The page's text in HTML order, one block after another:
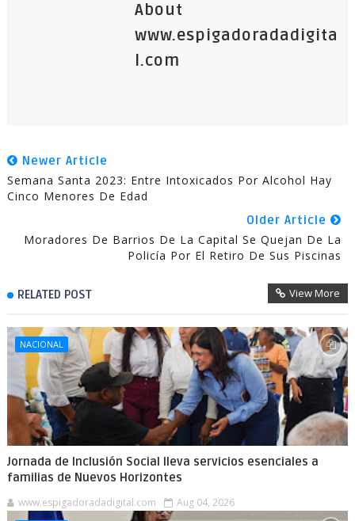
About
www.espigadoradadigita
l.com
Newer Article
Semana Santa 2023: Entre Intoxicados Por Alcohol Hay
Cinco Menores De Edad
Older Article
Moradores De Barrios De La Capital Se Quejan De La
Policía Por El Retiro De Sus Piscinas
RELATED POST View More
NACIONAL
Jornada de Inclusión Social lleva servicios esenciales a
familias de Nuevos Horizontes
www.espigadoradadigital.com Aug 04, 2026